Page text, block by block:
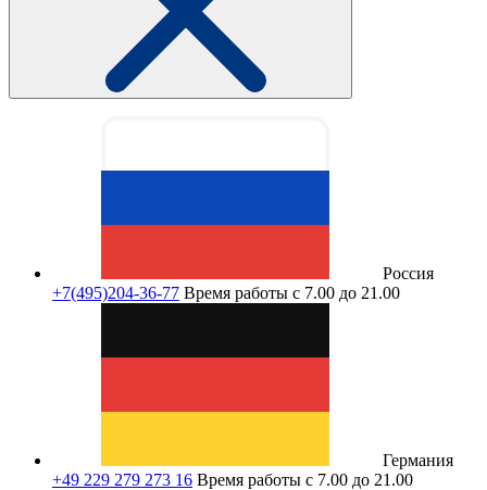
Россия
+7(495)204-36-77 Время работы с 7.00 до 21.00
Германия
+49 229 279 273 16 Время работы с 7.00 до 21.00